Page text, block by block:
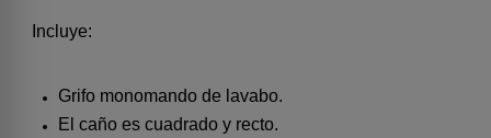
Incluye:
Grifo monomando de lavabo.
El caño es cuadrado y recto.